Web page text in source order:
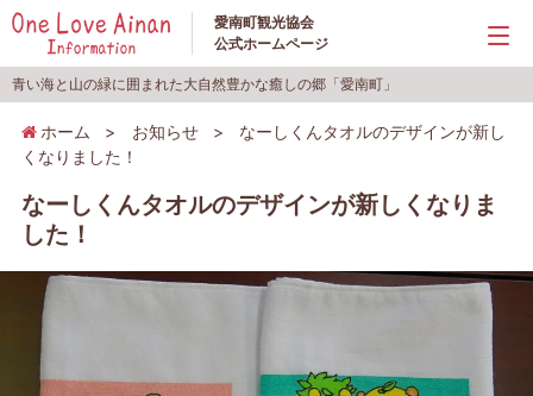
愛南町観光協会
公式ホームページ
青い海と山の緑に囲まれた大自然豊かな癒しの郷「愛南町」
ホーム > お知らせ >
なーしくんタオルのデザインが新し
くなりました！
なーしくんタオルのデザインが新しくなりま
した！